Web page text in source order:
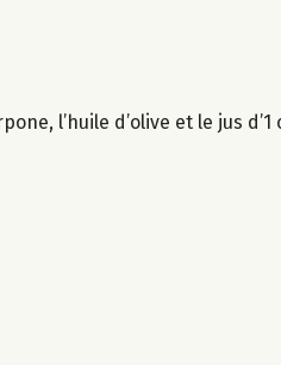
l’huile d’olive et le jus d’1